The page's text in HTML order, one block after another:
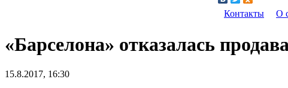
Контакты О
«Барселона» отказалась
15.8.2017, 16:30